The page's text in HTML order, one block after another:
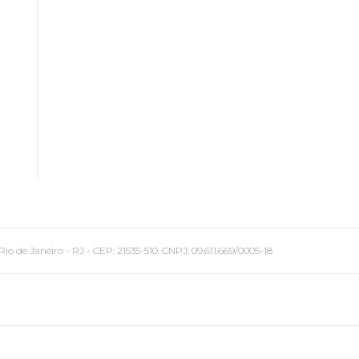
Janeiro - RJ - CEP: 21535-510. CNPJ: 09.611.669/0005-18